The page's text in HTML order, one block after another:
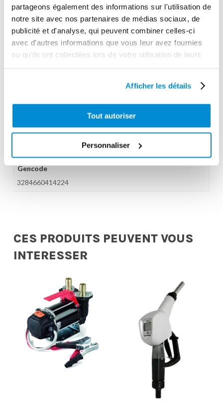
partageons également des informations sur l'utilisation de
notre site avec nos partenaires de médias sociaux, de
publicité et d'analyse, qui peuvent combiner celles-ci
avec d'autres informations que vous leur avez fournies
ou qu'ils ont collectées lors de votre utilisation de leurs
Afficher les détails
Tout autoriser
Personnaliser
Gamme tarifaire
Equipements d'atelier
Unité d'emballage
1
Poids (kg)
Garantie
Gencode
3284660414224
CES PRODUITS PEUVENT VOUS
INTERESSER